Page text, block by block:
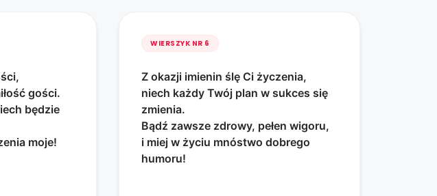
gości.
będzie
moje!
WIERSZYK NR 6
Z okazji imienin ślę Ci życzenia,
niech każdy Twój plan w sukces się
zmienia.
Bądź zawsze zdrowy, pełen wigoru,
i miej w życiu mnóstwo dobrego
humoru!